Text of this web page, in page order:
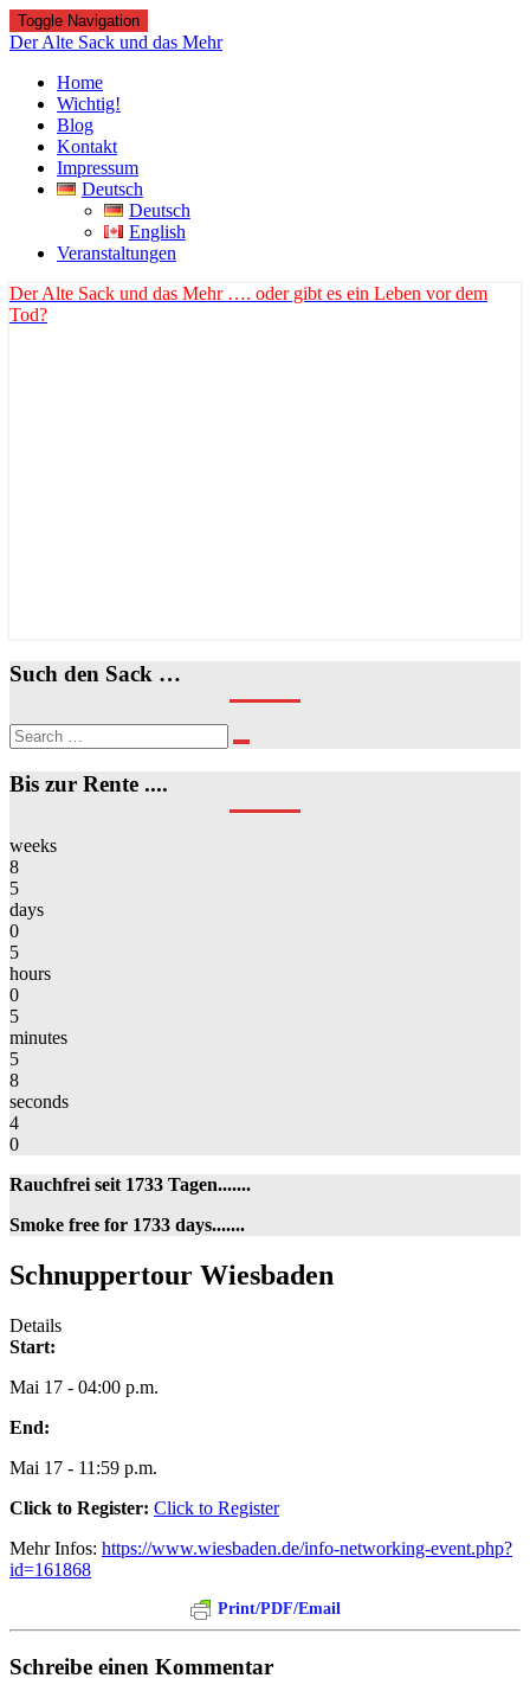
Toggle Navigation
Der Alte Sack und das Mehr
Home
Wichtig!
Blog
Kontakt
Impressum
Deutsch
Deutsch
English
Veranstaltungen
Der Alte Sack und das Mehr …. oder gibt es ein Leben vor dem
Tod?
Such den Sack …
Search
for:
Search
Bis zur Rente ....
weeks
8
5
days
0
5
hours
0
5
minutes
5
8
seconds
4
0
Rauchfrei seit 1733 Tagen.......
Smoke free for 1733 days.......
Schnuppertour
Wiesbaden
Schnuppertour Wiesbaden
Details
Start:
Mai 17 - 04:00 p.m.
End:
Mai 17 - 11:59 p.m.
Click to Register: Click to Register
Mehr Infos: https://www.wiesbaden.de/info-networking-event.php?
id=161868
Print/PDF/Email
Schreibe einen Kommentar